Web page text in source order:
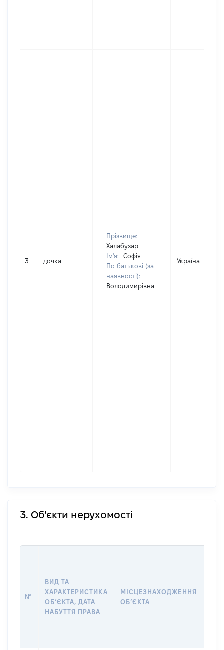
3 дочка
Прізвище:
Халабузар
Ім'я:
Софія
По батькові (за
наявності):
Володимирівна
Україна
3. Об'єкти нерухомості
№
ВИД ТА
ХАРАКТЕРИСТИКА
ОБʼЄКТА, ДАТА
НАБУТТЯ ПРАВА
МІСЦЕЗНАХОДЖЕННЯ
ОБʼЄКТА